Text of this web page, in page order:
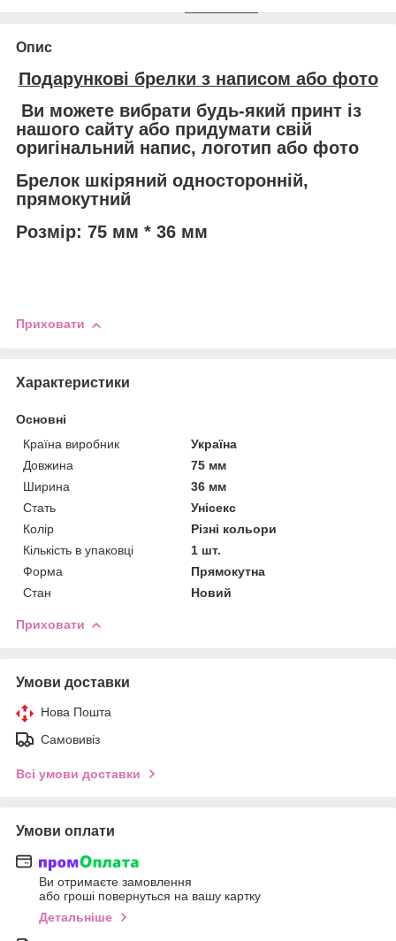
Опис
Подарункові брелки з написом або фото
Ви можете вибрати будь-який принт із
нашого сайту або придумати свій
оригінальний напис, логотип або фото
Брелок шкіряний односторонній,
прямокутний
Розмір: 75 мм * 36 мм
Приховати
Характеристики
Основні
Країна виробник
Україна
Довжина
75 мм
Ширина
36 мм
Стать
Унісекс
Колір
Різні кольори
Кількість в упаковці
1 шт.
Форма
Прямокутна
Стан
Новий
Приховати
Умови доставки
Нова Пошта
Самовивіз
Всі умови доставки
Умови оплати
Ви отримаєте замовлення
або гроші повернуться на вашу картку
Детальніше